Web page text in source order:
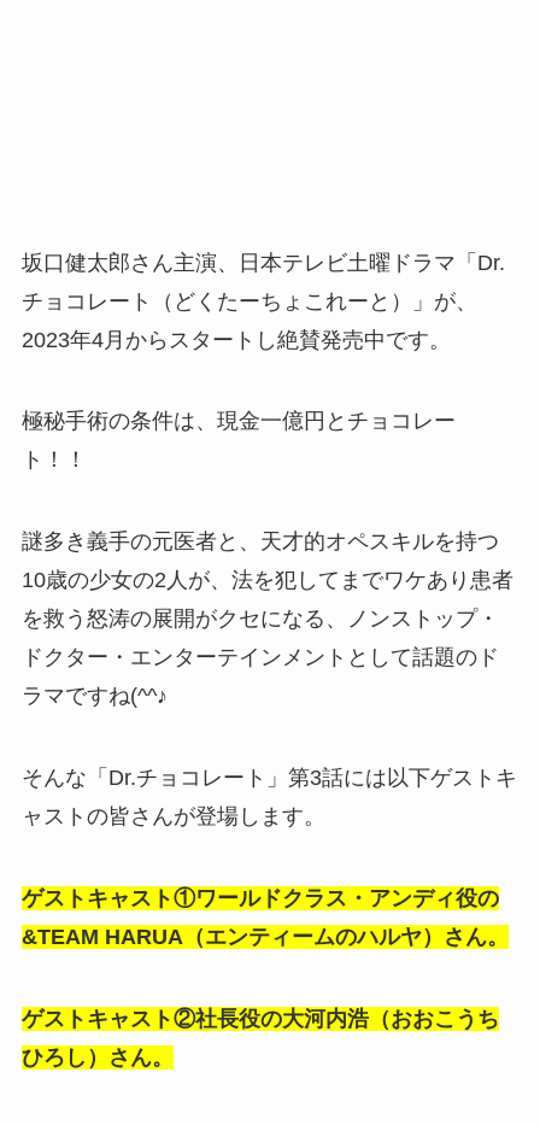
坂口健太郎さん主演、日本テレビ土曜ドラマ「Dr.
チョコレート（どくたーちょこれーと）」が、
2023年4月からスタートし絶賛発売中です。
極秘手術の条件は、現金一億円とチョコレー
ト！！
謎多き義手の元医者と、天才的オペスキルを持つ
10歳の少女の2人が、法を犯してまでワケあり患者
を救う怒涛の展開がクセになる、ノンストップ・
ドクター・エンターテインメントとして話題のド
ラマですね(^^♪
そんな 「Dr.チョコレート」第3話には以下ゲストキ
ャストの皆さんが登場します。
ゲストキャスト①ワールドクラス・アンディ役の
&TEAM HARUA（エンティームのハルヤ）さん。
ゲストキャスト②社長役の大河内浩（おおこうち
ひろし）さん。